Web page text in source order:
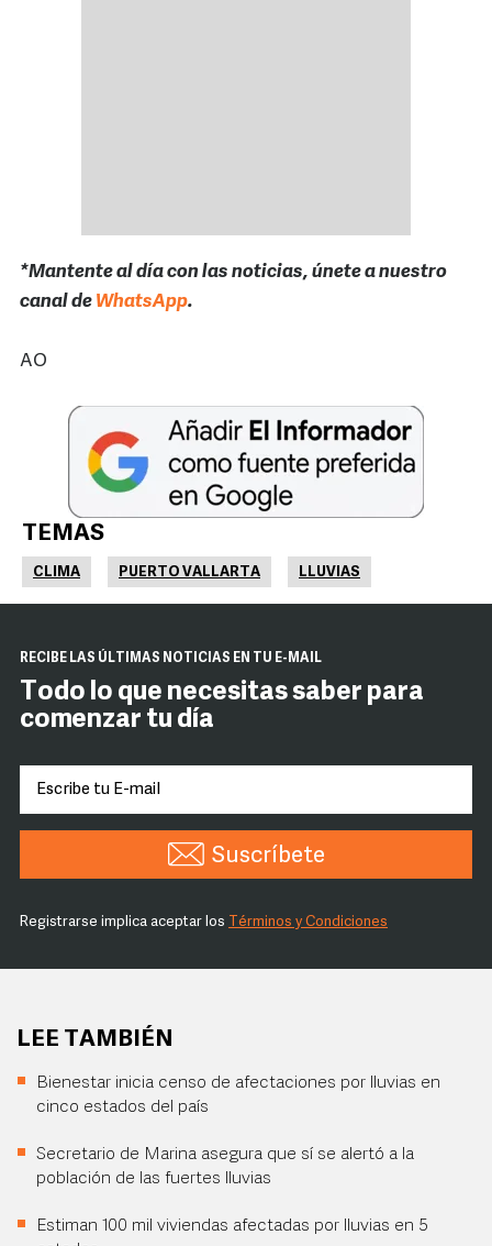
*Mantente al día con las noticias, únete a nuestro
canal de WhatsApp.
AO
TEMAS
CLIMA PUERTO VALLARTA LLUVIAS
RECIBE LAS ÚLTIMAS NOTICIAS EN TU E-MAIL
Todo lo que necesitas saber para
comenzar tu día
Suscríbete
Registrarse implica aceptar los Términos y Condiciones
LEE TAMBIÉN
Bienestar inicia censo de afectaciones por lluvias en
cinco estados del país
Secretario de Marina asegura que sí se alertó a la
población de las fuertes lluvias
Estiman 100 mil viviendas afectadas por lluvias en 5